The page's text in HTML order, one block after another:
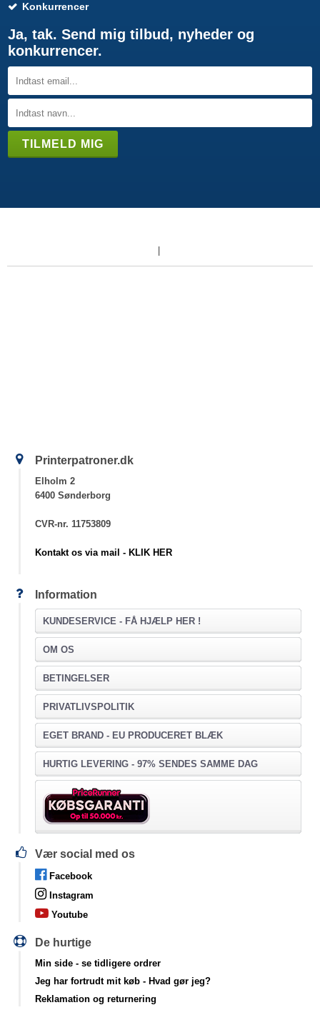
Konkurrencer
Ja, tak. Send mig tilbud, nyheder og
konkurrencer.
Printerpatroner.dk
Elholm 2
6400 Sønderborg
CVR-nr. 11753809
Kontakt os via mail - KLIK HER
Information
KUNDESERVICE - FÅ HJÆLP HER !
OM OS
BETINGELSER
PRIVATLIVSPOLITIK
EGET BRAND - EU PRODUCERET BLÆK
HURTIG LEVERING - 97% SENDES SAMME DAG
Vær social med os
Facebook
Instagram
Youtube
De hurtige
Min side - se tidligere ordrer
Jeg har fortrudt mit køb - Hvad gør jeg?
Reklamation og returnering